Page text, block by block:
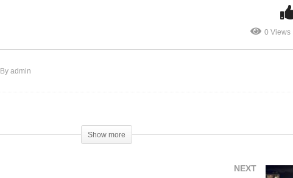
0 Views
By admin
Show more
NEXT